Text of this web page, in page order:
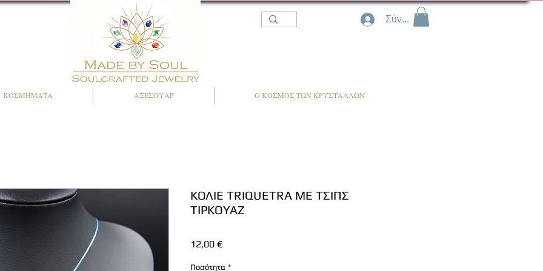
Σύνδεση
ΚΟΣΜΗΜΑΤΑ ΑΞΕΣΟΥΑΡ Ο ΚΟΣΜΟΣ ΤΩΝ ΚΡΥΣΤΑΛΛΩΝ
ΚΟΛΙΕ TRIQUETRA ΜΕ ΤΣΙΠΣ
ΤΙΡΚΟΥΑΖ
12,00 €Τιμή
Ποσότητα *